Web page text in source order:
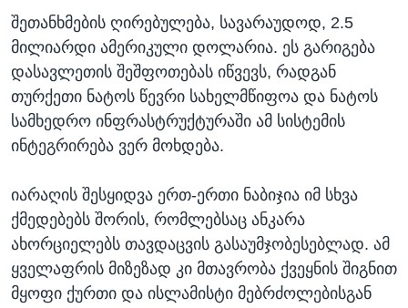
შეთანხმების ღირებულება, სავარაუდოდ, 2.5
მილიარდი ამერიკული დოლარია. ეს გარიგება
დასავლეთის შეშფოთებას იწვევს, რადგან
თურქეთი ნატოს წევრი სახელმწიფოა და ნატოს
სამხედრო ინფრასტრუქტურაში ამ სისტემის
ინტეგრირება ვერ მოხდება.
იარაღის შესყიდვა ერთ-ერთი ნაბიჯია იმ სხვა
ქმედებებს შორის, რომლებსაც ანკარა
ახორციელებს თავდაცვის გასაუმჯობესებლად. ამ
ყველაფრის მიზეზად კი მთავრობა ქვეყნის შიგნით
მყოფი ქურთი და ისლამისტი მებრძოლებისგან